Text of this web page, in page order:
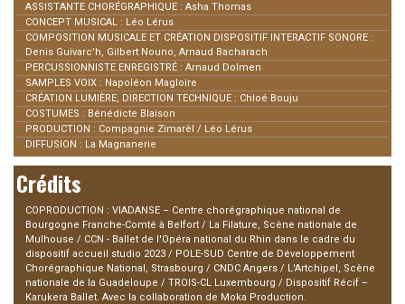
ASSISTANTE CHORÉGRAPHIQUE : Asha Thomas
CONCEPT MUSICAL : Léo Lérus
COMPOSITION MUSICALE ET CRÉATION DISPOSITIF INTERACTIF SONORE :
Denis Guivarc’h, Gilbert Nouno, Arnaud Bacharach
PERCUSSIONNISTE ENREGISTRÉ : Arnaud Dolmen
SAMPLES VOIX : Napoléon Magloire
CRÉATION LUMIÈRE, DIRECTION TECHNIQUE : Chloé Bouju
COSTUMES : Bénédicte Blaison
PRODUCTION : Compagnie Zimarèl / Léo Lérus
DIFFUSION : La Magnanerie
Crédits
COPRODUCTION : VIADANSE – Centre chorégraphique national de
Bourgogne Franche-Comté à Belfort / La Filature, Scène nationale de
Mulhouse / CCN - Ballet de l'Opéra national du Rhin dans le cadre du
dispositif accueil studio 2023 / POLE-SUD Centre de Développement
Chorégraphique National, Strasbourg / CNDC Angers / L'Artchipel, Scène
nationale de la Guadeloupe / TROIS-CL Luxembourg / Dispositif Récif –
Karukera Ballet. Avec la collaboration de Moka Production.